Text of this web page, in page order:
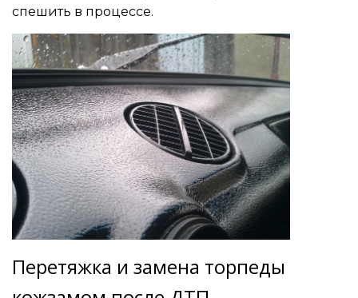
спешить в процессе.
Перетяжка и замена торпеды